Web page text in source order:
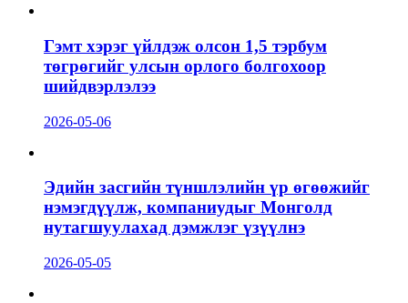
Гэмт хэрэг үйлдэж олсон 1,5 тэрбум
төгрөгийг улсын орлого болгохоор
шийдвэрлэлээ
2026-05-06
Эдийн засгийн түншлэлийн үр өгөөжийг
нэмэгдүүлж, компаниудыг Монголд
нутагшуулахад дэмжлэг үзүүлнэ
2026-05-05